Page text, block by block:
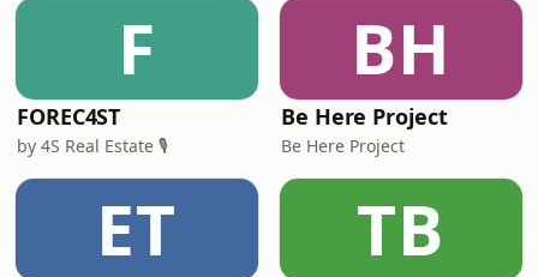
F
FOREC4ST
by 4S Real Estate 🎙️
BH
Be Here Project
Be Here Project
ET TB